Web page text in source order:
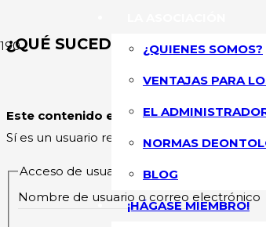
¿QUIENES SOMOS?
VENTAJAS PARA
EL
NORMAS
BLOG
¡HÁGASE MIEMBRO!
¿QUÉ SUCEDE SI SOY
Este contenido esta restringidoy su
Sí es un usuario registrado, por favor inicie
Acceso de usuarios existentes
Nombre de usuario o correo electrónico